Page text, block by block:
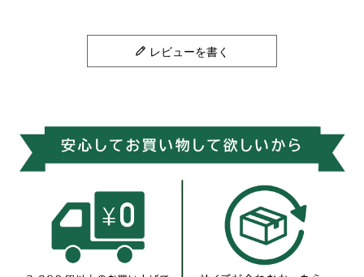
レビューを書く